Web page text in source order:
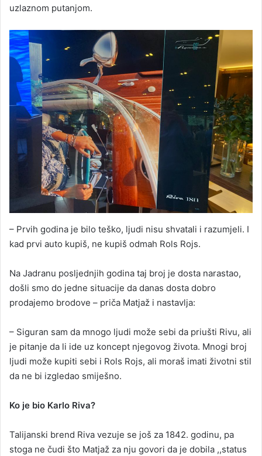
uzlaznom putanjom.
– Prvih godina je bilo teško, ljudi nisu shvatali i razumjeli. I
kad prvi auto kupiš, ne kupiš odmah Rols Rojs.
Na Jadranu posljednjih godina taj broj je dosta narastao,
došli smo do jedne situacije da danas dosta dobro
prodajemo brodove – priča Matjaž i nastavlja:
– Siguran sam da mnogo ljudi može sebi da priušti Rivu, ali
je pitanje da li ide uz koncept njegovog života. Mnogi broj
ljudi može kupiti sebi i Rols Rojs, ali moraš imati životni stil
da ne bi izgledao smiješno.
Ko je bio Karlo Riva?
Talijanski brend Riva vezuje se još za 1842. godinu, pa
stoga ne čudi što Matjaž za nju govori da je dobila ,,status